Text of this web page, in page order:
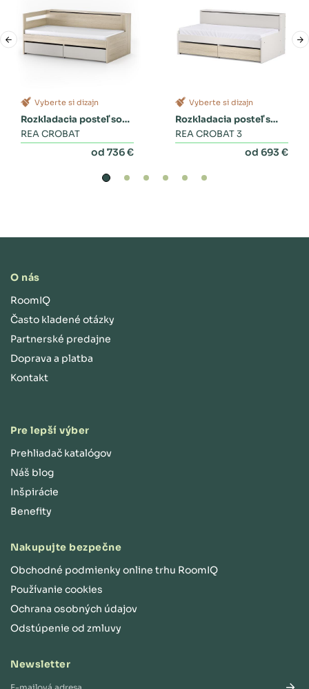
Vyberte si dizajn
Rozkladacia posteľ so
zásuvkami
REA CROBAT
od 736 €
Vyberte si dizajn
Rozkladacia posteľ s
dvoma zásuvkami a
REA CROBAT 3
od 693 €
O nás
RoomIQ
Často kladené otázky
Partnerské predajne
Doprava a platba
Kontakt
Pre lepší výber
Prehliadač katalógov
Náš blog
Inšpirácie
Benefity
Nakupujte bezpečne
Obchodné podmienky online trhu RoomIQ
Používanie cookies
Ochrana osobných údajov
Odstúpenie od zmluvy
Newsletter